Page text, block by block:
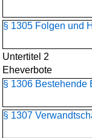
§ 1305 Folgen und
Untertitel 2
Eheverbote
§ 1306 Bestehende
§ 1307